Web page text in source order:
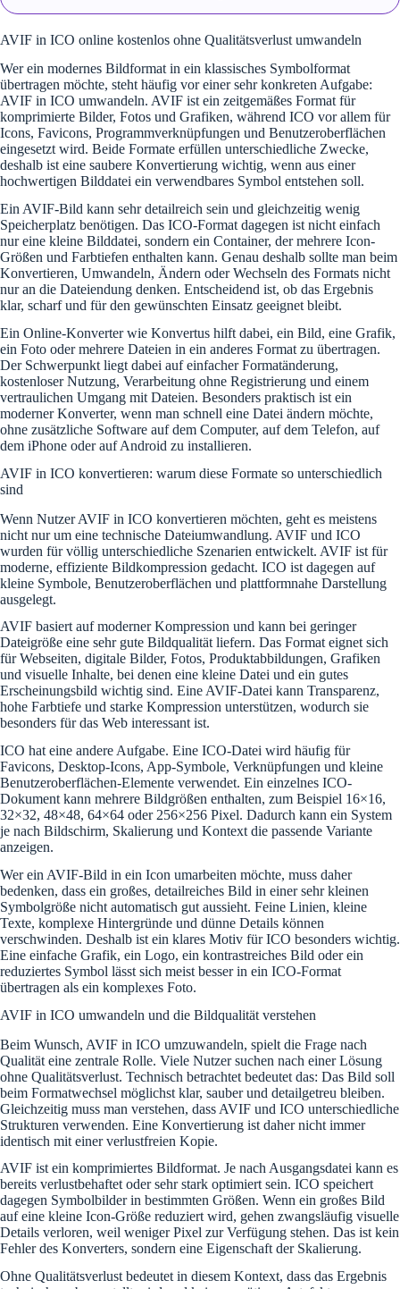
AVIF in ICO online kostenlos ohne Qualitätsverlust umwandeln
Wer ein modernes Bildformat in ein klassisches Symbolformat
übertragen möchte, steht häufig vor einer sehr konkreten Aufgabe:
AVIF in ICO umwandeln. AVIF ist ein zeitgemäßes Format für
komprimierte Bilder, Fotos und Grafiken, während ICO vor allem für
Icons, Favicons, Programmverknüpfungen und Benutzeroberflächen
eingesetzt wird. Beide Formate erfüllen unterschiedliche Zwecke,
deshalb ist eine saubere Konvertierung wichtig, wenn aus einer
hochwertigen Bilddatei ein verwendbares Symbol entstehen soll.
Ein AVIF-Bild kann sehr detailreich sein und gleichzeitig wenig
Speicherplatz benötigen. Das ICO-Format dagegen ist nicht einfach
nur eine kleine Bilddatei, sondern ein Container, der mehrere Icon-
Größen und Farbtiefen enthalten kann. Genau deshalb sollte man beim
Konvertieren, Umwandeln, Ändern oder Wechseln des Formats nicht
nur an die Dateiendung denken. Entscheidend ist, ob das Ergebnis
klar, scharf und für den gewünschten Einsatz geeignet bleibt.
Ein Online-Konverter wie Konvertus hilft dabei, ein Bild, eine Grafik,
ein Foto oder mehrere Dateien in ein anderes Format zu übertragen.
Der Schwerpunkt liegt dabei auf einfacher Formatänderung,
kostenloser Nutzung, Verarbeitung ohne Registrierung und einem
vertraulichen Umgang mit Dateien. Besonders praktisch ist ein
moderner Konverter, wenn man schnell eine Datei ändern möchte,
ohne zusätzliche Software auf dem Computer, auf dem Telefon, auf
dem iPhone oder auf Android zu installieren.
AVIF in ICO konvertieren: warum diese Formate so unterschiedlich
sind
Wenn Nutzer AVIF in ICO konvertieren möchten, geht es meistens
nicht nur um eine technische Dateiumwandlung. AVIF und ICO
wurden für völlig unterschiedliche Szenarien entwickelt. AVIF ist für
moderne, effiziente Bildkompression gedacht. ICO ist dagegen auf
kleine Symbole, Benutzeroberflächen und plattformnahe Darstellung
ausgelegt.
AVIF basiert auf moderner Kompression und kann bei geringer
Dateigröße eine sehr gute Bildqualität liefern. Das Format eignet sich
für Webseiten, digitale Bilder, Fotos, Produktabbildungen, Grafiken
und visuelle Inhalte, bei denen eine kleine Datei und ein gutes
Erscheinungsbild wichtig sind. Eine AVIF-Datei kann Transparenz,
hohe Farbtiefe und starke Kompression unterstützen, wodurch sie
besonders für das Web interessant ist.
ICO hat eine andere Aufgabe. Eine ICO-Datei wird häufig für
Favicons, Desktop-Icons, App-Symbole, Verknüpfungen und kleine
Benutzeroberflächen-Elemente verwendet. Ein einzelnes ICO-
Dokument kann mehrere Bildgrößen enthalten, zum Beispiel 16×16,
32×32, 48×48, 64×64 oder 256×256 Pixel. Dadurch kann ein System
je nach Bildschirm, Skalierung und Kontext die passende Variante
anzeigen.
Wer ein AVIF-Bild in ein Icon umarbeiten möchte, muss daher
bedenken, dass ein großes, detailreiches Bild in einer sehr kleinen
Symbolgröße nicht automatisch gut aussieht. Feine Linien, kleine
Texte, komplexe Hintergründe und dünne Details können
verschwinden. Deshalb ist ein klares Motiv für ICO besonders wichtig.
Eine einfache Grafik, ein Logo, ein kontrastreiches Bild oder ein
reduziertes Symbol lässt sich meist besser in ein ICO-Format
übertragen als ein komplexes Foto.
AVIF in ICO umwandeln und die Bildqualität verstehen
Beim Wunsch, AVIF in ICO umzuwandeln, spielt die Frage nach
Qualität eine zentrale Rolle. Viele Nutzer suchen nach einer Lösung
ohne Qualitätsverlust. Technisch betrachtet bedeutet das: Das Bild soll
beim Formatwechsel möglichst klar, sauber und detailgetreu bleiben.
Gleichzeitig muss man verstehen, dass AVIF und ICO unterschiedliche
Strukturen verwenden. Eine Konvertierung ist daher nicht immer
identisch mit einer verlustfreien Kopie.
AVIF ist ein komprimiertes Bildformat. Je nach Ausgangsdatei kann es
bereits verlustbehaftet oder sehr stark optimiert sein. ICO speichert
dagegen Symbolbilder in bestimmten Größen. Wenn ein großes Bild
auf eine kleine Icon-Größe reduziert wird, gehen zwangsläufig visuelle
Details verloren, weil weniger Pixel zur Verfügung stehen. Das ist kein
Fehler des Konverters, sondern eine Eigenschaft der Skalierung.
Ohne Qualitätsverlust bedeutet in diesem Kontext, dass das Ergebnis